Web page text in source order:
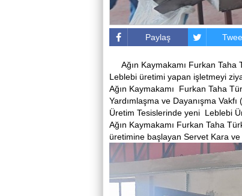
Paylaş
Ağın Kaymakamı Furkan
Leblebi üretimi yapan işletmeyi
Ağın Kaymakamı Furkan Taha
Yardımlaşma ve Dayanışma
Üretim Tesislerinde yeni Leblebi
Ağın Kaymakamı Furkan Taha
üretimine başlayan Servet Kara